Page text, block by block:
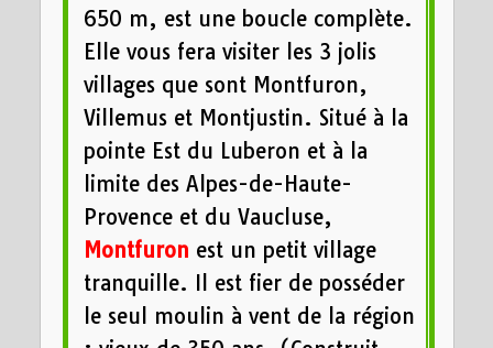
650 m, est une boucle complète.
Elle vous fera visiter les 3 jolis
villages que sont Montfuron,
Villemus et Montjustin. Situé à la
pointe Est du Luberon et à la
limite des Alpes-de-Haute-
Provence et du Vaucluse,
Montfuron est un petit village
tranquille. Il est fier de posséder
le seul moulin à vent de la région